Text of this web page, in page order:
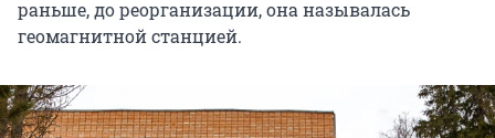
раньше, до реорганизации, она называлась
геомагнитной станцией.